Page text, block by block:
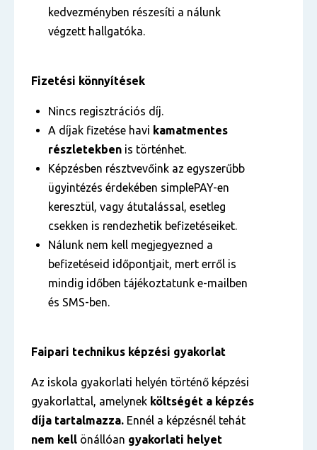
kedvezményben részesíti a nálunk
végzett hallgatóka.
Fizetési könnyítések
Nincs regisztrációs díj.
A díjak fizetése havi kamatmentes
részletekben is történhet.
Képzésben résztvevőink az egyszerűbb
ügyintézés érdekében simplePAY-en
keresztül, vagy átutalással, esetleg
csekken is rendezhetik befizetéseiket.
Nálunk nem kell megjegyezned a
befizetéseid időpontjait, mert erről is
mindig időben tájékoztatunk e-mailben
és SMS-ben.
Faipari technikus képzési gyakorlat
Az iskola gyakorlati helyén történő képzési
gyakorlattal, amelynek költségét a képzés
díja tartalmazza. Ennél a képzésnél tehát
nem kell önállóan gyakorlati helyet